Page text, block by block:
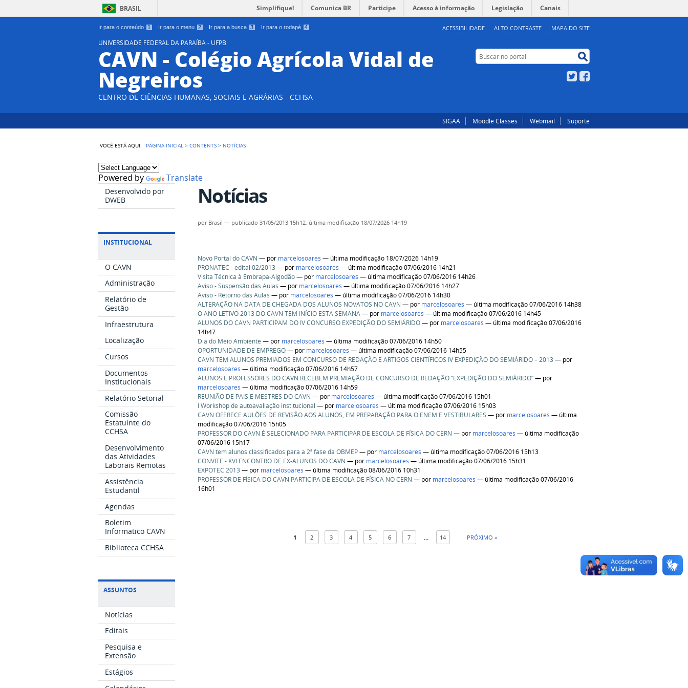
Ir para o conteúdo 1 Ir para o menu 2 Ir para a busca 3 Ir para o rodapé 4 ACESSIBILIDADE ALTO CONTRASTE MAPA DO SITE
BRASIL Simplifique! Comunica BR Participe Acesso à informação Legislação Canais
UNIVERSIDADE FEDERAL DA PARAÍBA - UFPB
CAVN - Colégio Agrícola Vidal de
Negreiros
CENTRO DE CIÊNCIAS HUMANAS, SOCIAIS E AGRÁRIAS - CCHSA
Buscar no portal
Twitter
SIGAA Moodle Classes Webmail Suporte
VOCÊ ESTÁ AQUI: PÁGINA INICIAL >CONTENTS > NOTÍCIAS
Powered by Translate
Desenvolvido por
DWEB
INSTITUCIONAL
O CAVN
Administração
Relatório de
Gestão
Infraestrutura
Localização
Cursos
Documentos
Institucionais
Relatório Setorial
Comissão
Estatuinte do
CCHSA
Desenvolvimento
das Atividades
Laborais Remotas
Assistência
Estudantil
Agendas
Boletim
Informatico CAVN
Biblioteca CCHSA
ASSUNTOS
Notícias
Editais
Pesquisa e
Extensão
Estágios
Notícias
por Brasil — publicado 31/05/2013 15h12, última modificação 18/07/2026 14h19
Novo Portal do CAVN — por marcelosoares — última modificação 18/07/2026 14h19
PRONATEC - edital 02/2013 — por marcelosoares — última modificação 07/06/2016 14h21
Visita Técnica à Embrapa-Algodão— por marcelosoares — última modificação 07/06/2016 14h26
Aviso - Suspensão das Aulas — por marcelosoares — última modificação 07/06/2016 14h27
Aviso - Retorno das Aulas — por marcelosoares — última modificação 07/06/2016 14h30
ALTERAÇÃO NA DATA DE CHEGADA DOS ALUNOS NOVATOS NO CAVN — por marcelosoares — última modificação 07/06/2016 14h38
O ANO LETIVO 2013 DO CAVN TEM INÍCIO ESTA SEMANA— por marcelosoares — última modificação 07/06/2016 14h45
ALUNOS DO CAVN PARTICIPAM DO IV CONCURSO EXPEDIÇÃO DO SEMIÁRIDO— por marcelosoares — última modificação 07/06/2016
14h47
Dia do Meio Ambiente — por marcelosoares — última modificação 07/06/2016 14h50
OPORTUNIDADE DE EMPREGO— por marcelosoares — última modificação 07/06/2016 14h55
CAVN TEM ALUNOS PREMIADOS EM CONCURSO DE REDAÇÃO E ARTIGOS CIENTÍFICOS IV EXPEDIÇÃO DO SEMIÁRIDO – 2013 — por
marcelosoares — última modificação 07/06/2016 14h57
ALUNOS E PROFESSORES DO CAVN RECEBEM PREMIAÇÃO DE CONCURSO DE REDAÇÃO “EXPEDIÇÃO DO SEMIÁRIDO”— por
marcelosoares — última modificação 07/06/2016 14h59
REUNIÃO DE PAIS E MESTRES DO CAVN — por marcelosoares — última modificação 07/06/2016 15h01
I Workshop de autoavaliação institucional — por marcelosoares — última modificação 07/06/2016 15h03
CAVN OFERECE AULÕES DE REVISÃO AOS ALUNOS, EM PREPARAÇÃO PARA O ENEM E VESTIBULARES — por marcelosoares — última
modificação 07/06/2016 15h05
PROFESSOR DO CAVN É SELECIONADO PARA PARTICIPAR DE ESCOLA DE FÍSICA DO CERN — por marcelosoares — última modificação
07/06/2016 15h17
CAVN tem alunos classificados para a 2ª fase da OBMEP— por marcelosoares — última modificação 07/06/2016 15h13
CONVITE - XVI ENCONTRO DE EX-ALUNOS DO CAVN — por marcelosoares — última modificação 07/06/2016 15h31
EXPOTEC 2013 — por marcelosoares — última modificação 08/06/2016 10h31
PROFESSOR DE FÍSICA DO CAVN PARTICIPA DE ESCOLA DE FÍSICA NO CERN — por marcelosoares — última modificação 07/06/2016
16h01
1 2 3 4 5 6 7 14 PRÓXIMO »